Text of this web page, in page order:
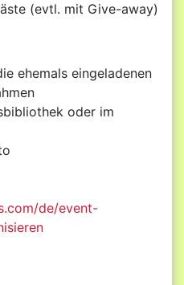
(evtl. mit Give-away)
ehemals eingeladenen
oder im
de/event-